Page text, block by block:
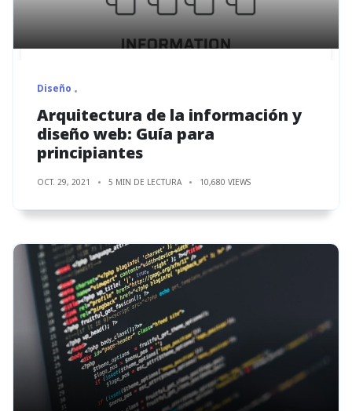
Diseño
Arquitectura de la información y
diseño web: Guía para
principiantes
OCT. 29, 2021 5 MIN DE LECTURA 10,680 VIEWS